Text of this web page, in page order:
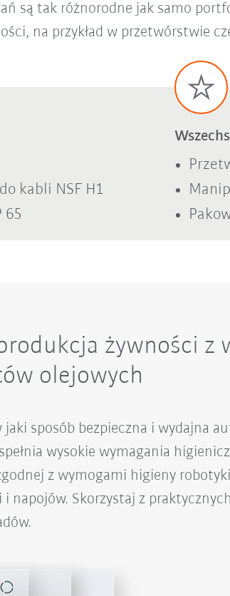
są tak różnorodne jak samo
na przykład w przetwórstwie
kabli NSF H1
65
żywności z
olejowych
jaki sposób bezpieczna i wydajna
wysokie wymagania
z wymogami higieny
napojów. Skorzystaj z